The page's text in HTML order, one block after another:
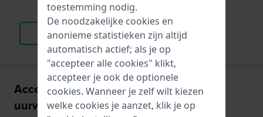
Vergelijk
Bekijk Product
Accessoires voor het G-IN3-AMOLED
uurwerk:
toestemming nodig.
De noodzakelijke cookies en
anonieme statistieken zijn altijd
automatisch actief; als je op
"accepteer alle cookies" klikt,
accepteer je ook de optionele
cookies. Wanneer je zelf wilt kiezen
welke cookies je aanzet, klik je op